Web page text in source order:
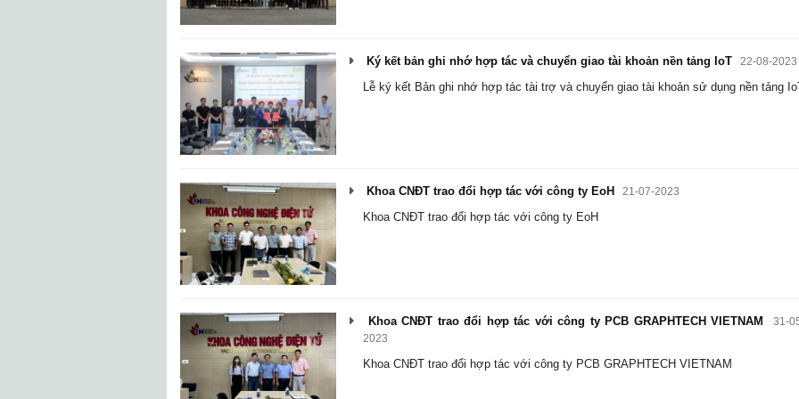
Ký kết bản ghi nhớ hợp tác và chuyển giao tài khoản nền tảng IoT 22-08-2023
Lễ ký kết Bản ghi nhớ hợp tác tài trợ và chuyển giao tài khoản sử dụng nền tảng
Khoa CNĐT trao đổi hợp tác với công ty EoH 21-07-2023
Khoa CNĐT trao đổi hợp tác với công ty EoH
Khoa CNĐT trao đổi hợp tác với công ty PCB GRAPHTECH VIETNAM
31-
2023
Khoa CNĐT trao đổi hợp tác với công ty PCB GRAPHTECH VIETNAM